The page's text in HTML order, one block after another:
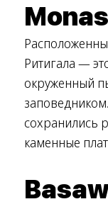
Ритигала —
окруженный
сохранились
каменные